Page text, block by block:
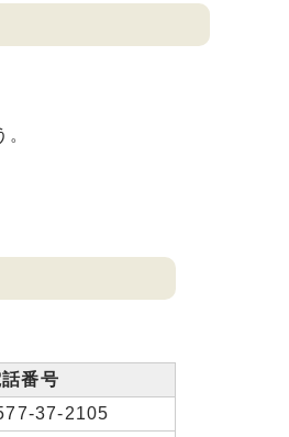
番号
37-2105